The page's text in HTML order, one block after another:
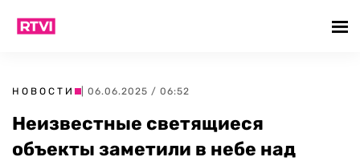
НОВОСТИ | 06.06.2025 / 06:52
Неизвестные светящиеся
объекты заметили в небе над